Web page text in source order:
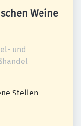
Weine
und
Stellen